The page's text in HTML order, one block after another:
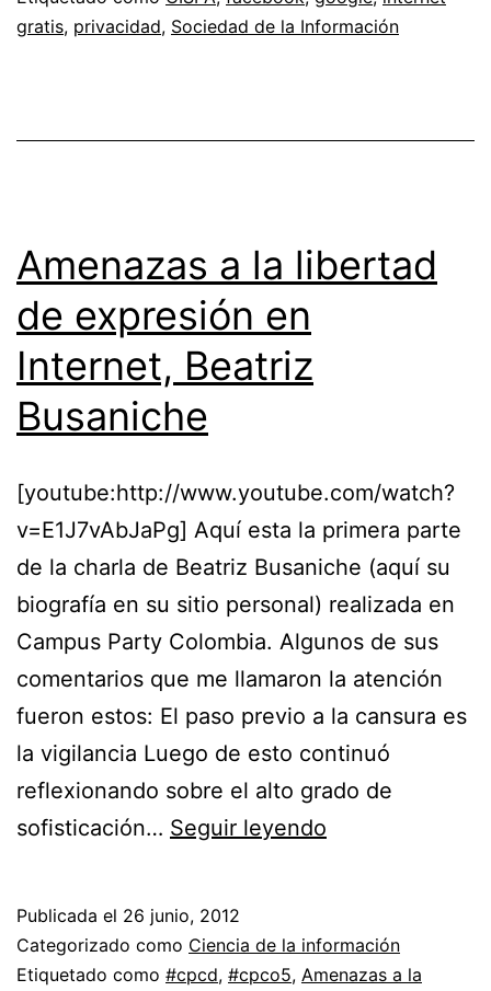
el
Carlos
gratis, privacidad, Sociedad de la Información
Amenazas a la libertad
de expresión en
Internet, Beatriz
Busaniche
[youtube:http://www.youtube.com/watch?
v=E1J7vAbJaPg] Aquí esta la primera parte
de la charla de Beatriz Busaniche (aquí su
biografía en su sitio personal) realizada en
Campus Party Colombia. Algunos de sus
comentarios que me llamaron la atención
fueron estos: El paso previo a la cansura es
la vigilancia Luego de esto continuó
reflexionando sobre el alto grado de
sofisticación… Seguir leyendo
libertad
de
Publicada el 26 junio, 2012
Categorizado como Ciencia de la información
Etiquetado como #cpcd, #cpco5, Amenazas a la